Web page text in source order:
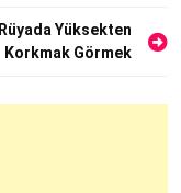
Rüyada Yüksekten
Korkmak Görmek